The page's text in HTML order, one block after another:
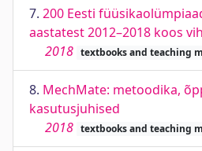
7. 200 Eesti
aastatest 2012–2018 koos
2018 textbooks and teaching
8. MechMate: metoodika,
kasutusjuhised
2018 textbooks and teaching